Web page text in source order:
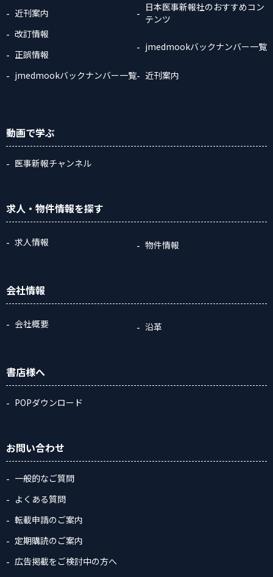
近刊案内
改訂情報
正誤情報
jmedmookバックナンバー一覧
日本医事新報社のおすすめコン
テンツ
jmedmookバックナンバー一覧
近刊案内
動画で学ぶ
医事新報チャンネル
求人・物件情報を探す
求人情報 物件情報
会社情報
会社概要 沿革
書店様へ
POPダウンロード
お問い合わせ
一般的なご質問
よくある質問
転載申請のご案内
定期購読のご案内
広告掲載をご検討中の方へ